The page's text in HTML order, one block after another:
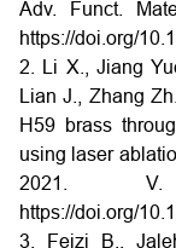
Adv. Funct.
https://doi.org/
2. Li X., Jiang
Lian J., Zhang
H59 brass
using laser
2021.
https://doi.org/
3. Feizi B.,